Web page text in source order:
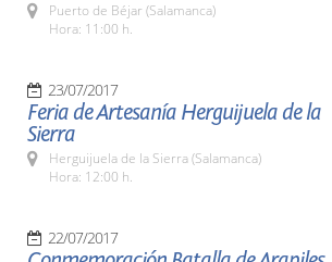
Puerto de Béjar (Salamanca)
Hora: 11:00 h.
23/07/2017
Feria de Artesanía Herguijuela de la
Sierra
Herguijuela de la Sierra (Salamanca)
Hora: 12:00 h.
22/07/2017